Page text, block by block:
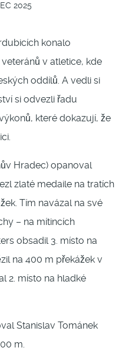
2025
konalo
v atletice, kde
oddílů. A vedli si
si odvezli řadu
které dokazují, že
Hradec) opanoval
zlaté medaile na tratích
Tím navázal na své
– na mítincích
obsadil 3. místo na
na 400 m překážek v
2. místo na hladké
Stanislav Tománek
m.